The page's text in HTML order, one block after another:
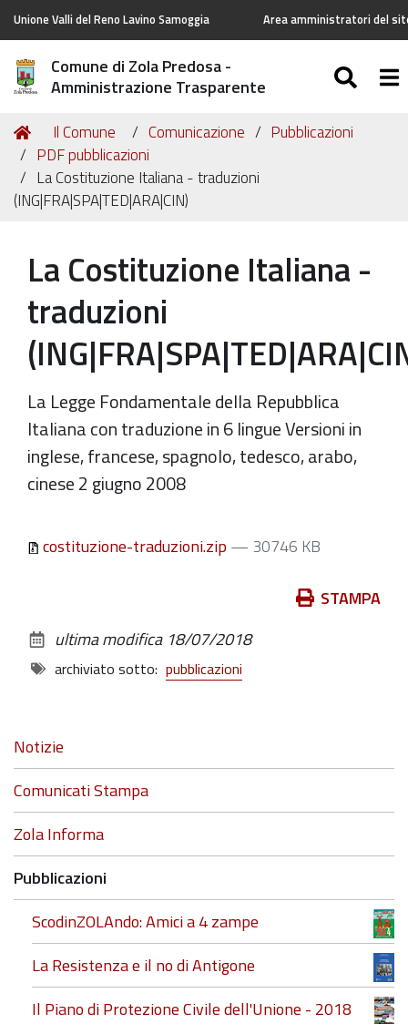
Unione Valli del Reno Lavino Samoggia Area amministratori del
Comune di Zola Predosa -
Amministrazione Trasparente
Tu
sei
qui:
Home
Il Comune Comunicazione
Pubblicazioni
PDF pubblicazioni
La Costituzione Italiana - traduzioni
(ING|FRA|SPA|TED|ARA|CIN)
La Costituzione Italiana -
traduzioni
La Legge Fondamentale della Repubblica
Italiana con traduzione in 6 lingue Versioni in
inglese, francese, spagnolo, tedesco, arabo,
cinese 2 giugno 2008
costituzione-traduzioni.zip — 30746 KB
documento
STAMPA
ultima modifica 18/07/2018
archiviato sotto: pubblicazioni
Navigazione
Notizie
Comunicati Stampa
Zola Informa
Pubblicazioni
ScodinZOLAndo: Amici a 4 zampe
La Resistenza e il no di Antigone
Il Piano di Protezione Civile dell'Unione - 2018